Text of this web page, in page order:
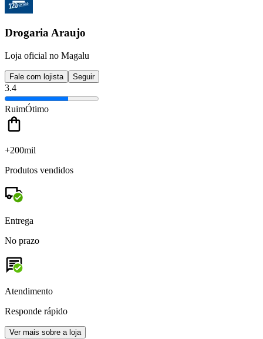
Drogaria Araujo
Loja oficial no Magalu
Fale com lojista Seguir
3.4
RuimÓtimo
+200mil
Produtos vendidos
Entrega
No prazo
Atendimento
Responde rápido
Ver mais sobre a loja